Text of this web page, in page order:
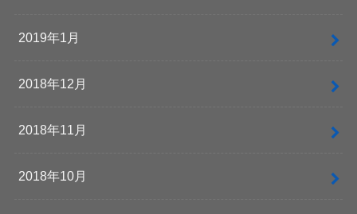
2019年1月
2018年12月
2018年11月
2018年10月